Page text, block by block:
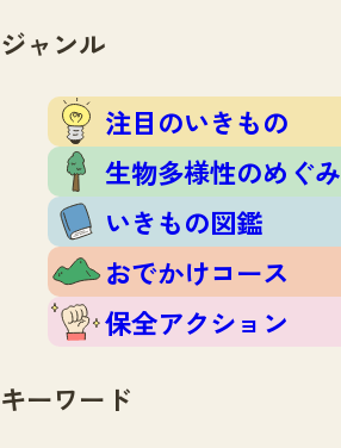
注目のいきもの
生物多様性のめぐみ
いきもの図鑑
おでかけコース
保全アクション
イベント
いきもの調査隊
調査レポート
調査レポートTOP
調査結果
ふくおかいきものマップ
マッチング
マッチングTOP
掲載申し込みフォーム
お問合せ
ジャンル
注目のいきもの
生物多様性のめぐみ
いきもの図鑑
おでかけコース
保全アクション
キーワード